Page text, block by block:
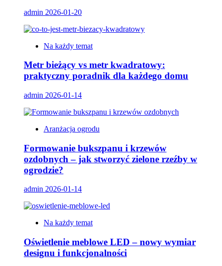
admin 2026-01-20
Na każdy temat
Metr bieżący vs metr kwadratowy:
praktyczny poradnik dla każdego domu
admin 2026-01-14
Aranżacja ogrodu
Formowanie bukszpanu i krzewów
ozdobnych – jak stworzyć zielone rzeźby w
ogrodzie?
admin 2026-01-14
Na każdy temat
Oświetlenie meblowe LED – nowy wymiar
designu i funkcjonalności